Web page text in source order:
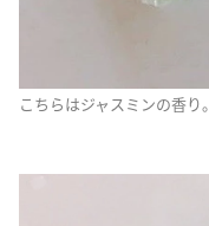
こちらはジャスミンの香り。